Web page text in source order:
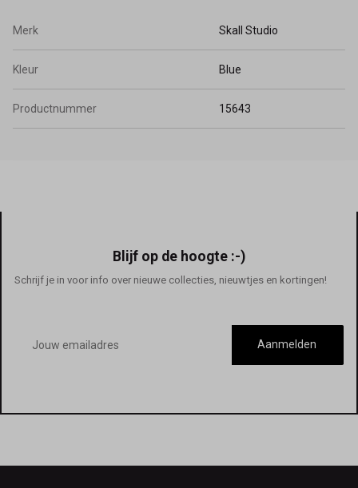
Merk Skall Studio
Kleur Blue
Productnummer 15643
Blijf op de hoogte :-)
Schrijf je in voor info over nieuwe collecties, nieuwtjes en kortingen!
mailadres
Aanmelden